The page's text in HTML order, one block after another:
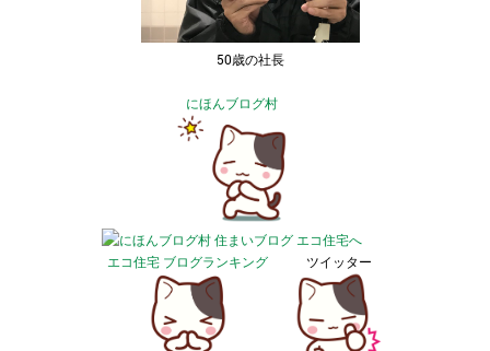
50歳の社長
にほんブログ村
エコ住宅 ブログランキング ツイッター